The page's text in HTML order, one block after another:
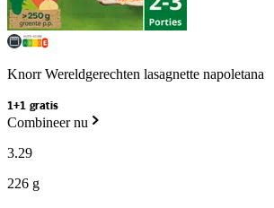
Knorr Wereldgerechten lasagnette napoletana
1+1 gratis
Combineer nu
3.29
226 g